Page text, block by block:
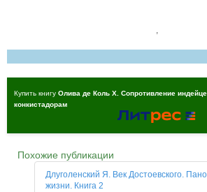
,
Купить книгу Олива де Коль X. Сопротивление
конкистадорам
Похожие публикации
Длуголенский Я. Век Достоевского.
жизни. Книга 2